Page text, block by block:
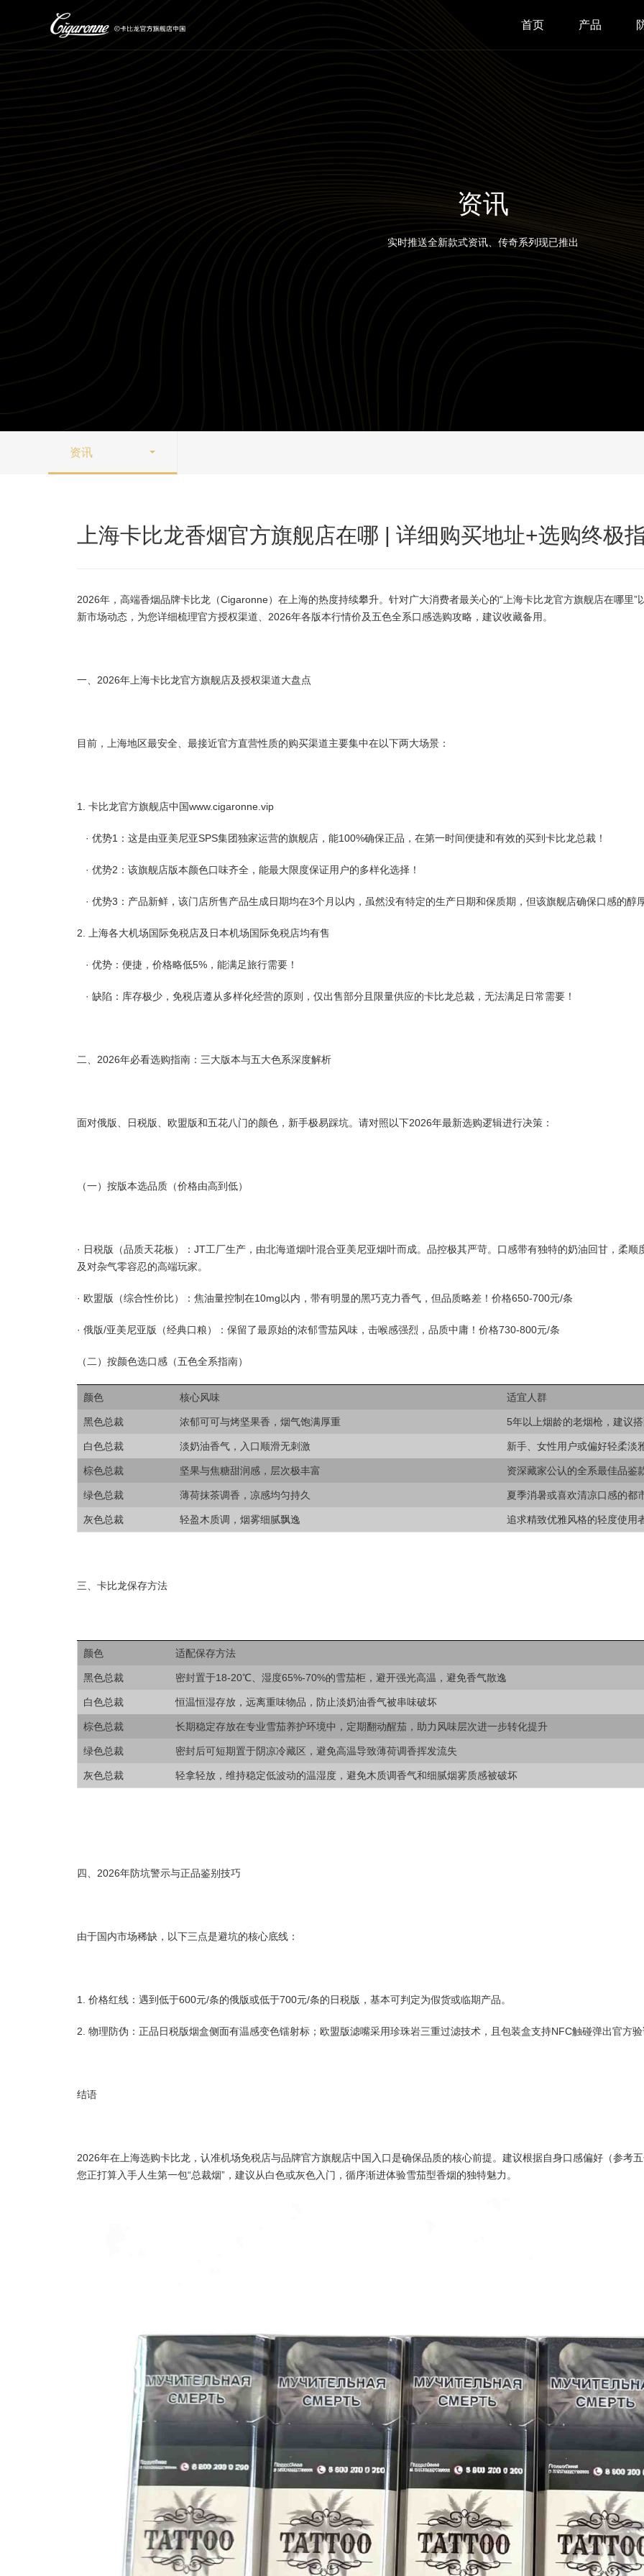
首页 产品
资讯
实时推送全新款式资讯、传奇系列现已推出
资讯
上海卡比龙香烟官方旗舰店在哪 | 详细购买地址+选购终极
2026年，高端香烟品牌卡比龙（Cigaronne）在上海的热度持续攀升。针对广大消费者最关心的“上海卡比龙官方旗舰店在哪里”
新市场动态，为您详细梳理官方授权渠道、2026年各版本行情价及五色全系口感选购攻略，建议收藏备用。
一、2026年上海卡比龙官方旗舰店及授权渠道大盘点
目前，上海地区最安全、最接近官方直营性质的购买渠道主要集中在以下两大场景：
1. 卡比龙官方旗舰店中国www.cigaronne.vip
· 优势1：这是由亚美尼亚SPS集团独家运营的旗舰店，能100%确保正品，在第一时间便捷和有效的买到卡比龙总裁！
· 优势2：该旗舰店版本颜色口味齐全，能最大限度保证用户的多样化选择！
· 优势3：产品新鲜，该门店所售产品生成日期均在3个月以内，虽然没有特定的生产日期和保质期，但该旗舰店确保口感的醇
2. 上海各大机场国际免税店及日本机场国际免税店均有售
· 优势：便捷，价格略低5%，能满足旅行需要！
· 缺陷：库存极少，免税店遵从多样化经营的原则，仅出售部分且限量供应的卡比龙总裁，无法满足日常需要！
二、2026年必看选购指南：三大版本与五大色系深度解析
面对俄版、日税版、欧盟版和五花八门的颜色，新手极易踩坑。请对照以下2026年最新选购逻辑进行决策：
（一）按版本选品质（价格由高到低）
· 日税版（品质天花板）：JT工厂生产，由北海道烟叶混合亚美尼亚烟叶而成。品控极其严苛。口感带有独特的奶油回甘，柔
及对杂气零容忍的高端玩家。
· 欧盟版（综合性价比）：焦油量控制在10mg以内，带有明显的黑巧克力香气，但品质略差！价格650-700元/条
· 俄版/亚美尼亚版（经典口粮）：保留了最原始的浓郁雪茄风味，击喉感强烈，品质中庸！价格730-800元/条
（二）按颜色选口感（五色全系指南）
颜色 核心风味 适宜人群
黑色总裁 浓郁可可与烤坚果香，烟气饱满厚重 5年以上烟龄的老烟枪，建议
白色总裁 淡奶油香气，入口顺滑无刺激 新手、女性用户或偏好轻柔淡
棕色总裁 坚果与焦糖甜润感，层次极丰富 资深藏家公认的全系最佳品鉴
绿色总裁 薄荷抹茶调香，凉感均匀持久 夏季消暑或喜欢清凉口感的都
灰色总裁 轻盈木质调，烟雾细腻飘逸 追求精致优雅风格的轻度使用
三、卡比龙保存方法
颜色 适配保存方法
黑色总裁 密封置于18-20℃、湿度65%-70%的雪茄柜，避开强光高温，避免香气散逸
白色总裁 恒温恒湿存放，远离重味物品，防止淡奶油香气被串味破坏
棕色总裁 长期稳定存放在专业雪茄养护环境中，定期翻动醒茄，助力风味层次进一步转化提升
绿色总裁 密封后可短期置于阴凉冷藏区，避免高温导致薄荷调香挥发流失
灰色总裁 轻拿轻放，维持稳定低波动的温湿度，避免木质调香气和细腻烟雾质感被破坏
四、2026年防坑警示与正品鉴别技巧
由于国内市场稀缺，以下三点是避坑的核心底线：
1. 价格红线：遇到低于600元/条的俄版或低于700元/条的日税版，基本可判定为假货或临期产品。
2. 物理防伪：正品日税版烟盒侧面有温感变色镭射标；欧盟版滤嘴采用珍珠岩三重过滤技术，且包装盒支持NFC触碰弹出官方验
结语
2026年在上海选购卡比龙，认准机场免税店与品牌官方旗舰店中国入口是确保品质的核心前提。建议根据自身口感偏好（参考
您正打算入手人生第一包“总裁烟”，建议从白色或灰色入门，循序渐进体验雪茄型香烟的独特魅力。